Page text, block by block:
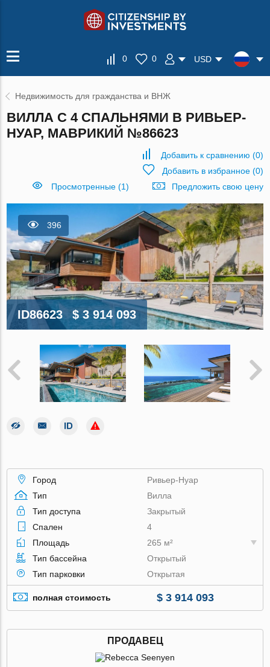
0 0 USD
Недвижимость для гражданства и ВНЖ
ВИЛЛА С 4 СПАЛЬНЯМИ В РИВЬЕР-
НУАР, МАВРИКИЙ №86623
Добавить к сравнению (0)
Добавить в избранное(0)
Просмотренные (1)
Предложить свою цену
396
ID86623 $ 3 914 093
Город
Ривьер-Нуар
Тип
Вилла
Тип доступа
Закрытый
Спален
4
Площадь
265 м²
Тип бассейна
Открытый
Тип парковки
Открытая
полная стоимость $ 3 914 093
ПРОДАВЕЦ